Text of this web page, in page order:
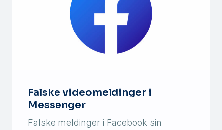
Falske videomeldinger i
Messenger
Falske meldinger i Facebook sin